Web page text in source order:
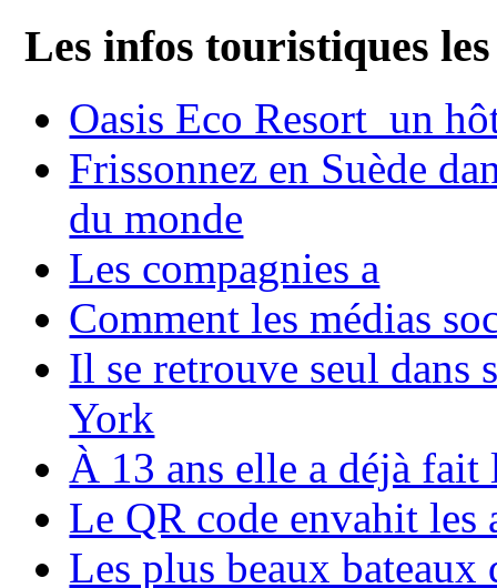
Les infos touristiques
Oasis Eco Resort un
Frissonnez en Suède
du monde
Les compagnies a
Comment les médias
Il se retrouve seul dans
York
À 13 ans elle a déjà
Le QR code envahit les
Les plus beaux bateaux